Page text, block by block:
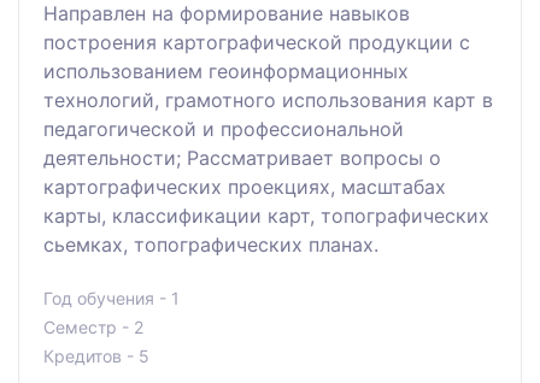
Направлен на формирование навыков
построения картографической продукции с
использованием геоинформационных
технологий, грамотного использования карт в
педагогической и профессиональной
деятельности; Рассматривает вопросы о
картографических проекциях, масштабах
карты, классификации карт, топографических
сьемках, топографических планах.
Год обучения - 1
Семестр - 2
Кредитов - 5